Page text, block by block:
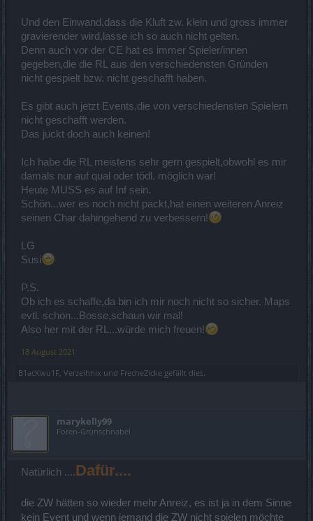
Und den Einwand,dass die Kluft zw. klein und gross immer
gravierender wird,lasse ich so auch nicht gelten.
Denn auch vor der CE hat es immer Spieler/innen
gegeben,die die RL aus den verschiedensten Gründen
nicht gespielt bzw. nicht geschafft haben.
Es gibt auch jetzt Events,die von verschiedensten Spielern
nicht geschafft werden.
Das juckt doch auch keinen!
Ich habe die RL meistens sehr gern gespielt,obwohl es mir
damals nur auf qual oder tödl. möglich war!
Heute MUSS es auf Inf sein.
Schön...wer es noch nicht packt,hat einen weiteren Anreiz
seinen Char dahingehend zu verbessern!
LG
Susi
P.S.
Ob ich es schaffe,da bin ich mir noch nicht so sicher. Maps
evtl. schon...Bosse,schaun wir mal!
Also her mit der RL...würde mich freuen!
18 August 2021
B1acKwu1F Verzeihnix und FrecheZicke gefällt dies.
marykelly99
Foren-Grünschnabel
Natürlich ....Dafür....
die ZW hätten so wieder mehr Anreiz, es ist ja in dem Sinne
kein Event und wenn jemand die ZW nicht spielen möchte